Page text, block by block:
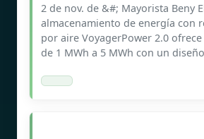
2 de nov. de &#; Mayorista Beny
almacenamiento de energía con
por aire VoyagerPower 2.0
de 1 MWh a 5 MWh con un